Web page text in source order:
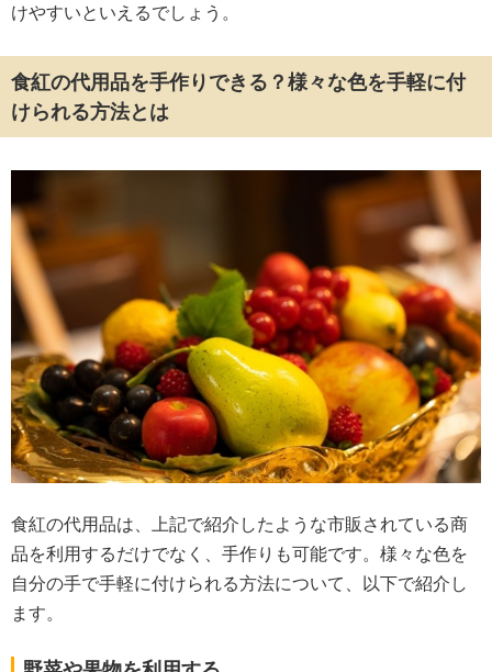
けやすいといえるでしょう。
食紅の代用品を手作りできる？様々な色を手軽に付
けられる方法とは
食紅の代用品は、上記で紹介したような市販されている商
品を利用するだけでなく、手作りも可能です。様々な色を
自分の手で手軽に付けられる方法について、以下で紹介し
ます。